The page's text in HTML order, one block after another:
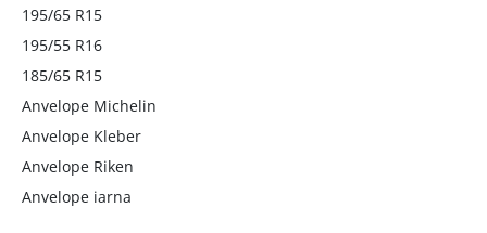
195/65 R15
195/55 R16
185/65 R15
Anvelope Michelin
Anvelope Kleber
Anvelope Riken
Anvelope iarna